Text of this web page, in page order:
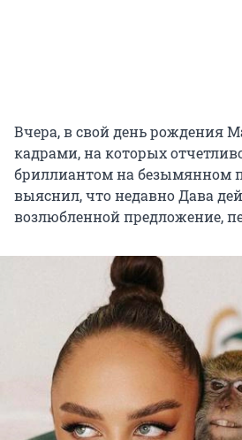
Вчера, в свой день рождения
кадрами, на которых
бриллиантом на безымянном
выяснил, что недавно Дава
возлюбленной предложение,